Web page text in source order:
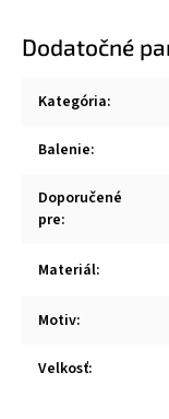
Dodatočné
Kategória:
Balenie:
Doporučené
pre:
Materiál:
Motiv:
Velkosť: